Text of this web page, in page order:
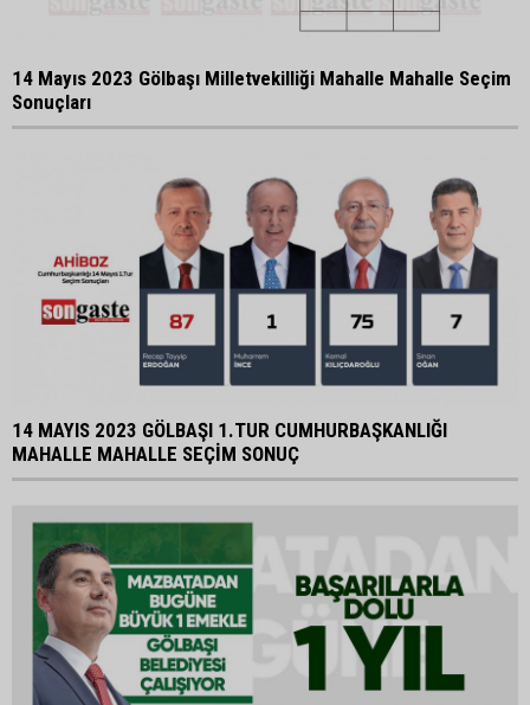
14 Mayıs 2023 Gölbaşı Milletvekilliği Mahalle Mahalle Seçim
Sonuçları
14 MAYIS 2023 GÖLBAŞI 1.TUR CUMHURBAŞKANLIĞI
MAHALLE MAHALLE SEÇİM SONUÇ